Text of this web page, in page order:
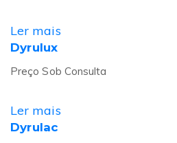
Ler mais
Dyrulux
Preço Sob Consulta
Ler mais
Dyrulac